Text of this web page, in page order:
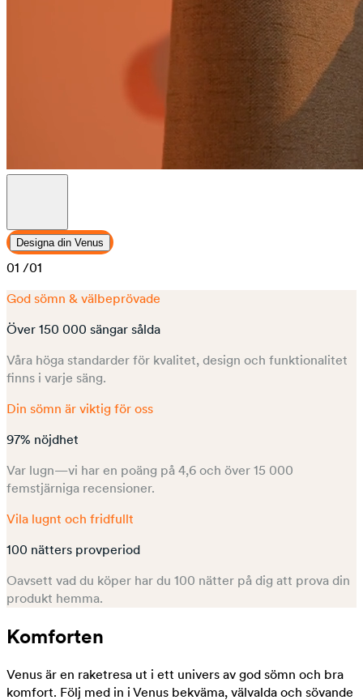
Designa din Venus
01 /01
God sömn & välbeprövade
Över 150 000 sängar sålda
Våra höga standarder för kvalitet, design och funktionalitet
finns i varje säng.
Din sömn är viktig för oss
97% nöjdhet
Var lugn—vi har en poäng på 4,6 och över 15 000
femstjärniga recensioner.
Vila lugnt och fridfullt
100 nätters provperiod
Oavsett vad du köper har du 100 nätter på dig att prova din
produkt hemma.
Komforten
Venus är en raketresa ut i ett univers av god sömn och bra
komfort. Följ med in i Venus bekväma, välvalda och sövande